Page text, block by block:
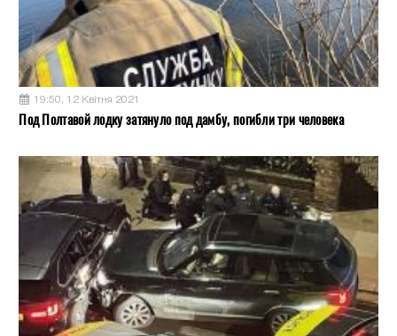
19:50, 12 Квітня 2021
Под Полтавой лодку затянуло под дамбу, погибли три человека